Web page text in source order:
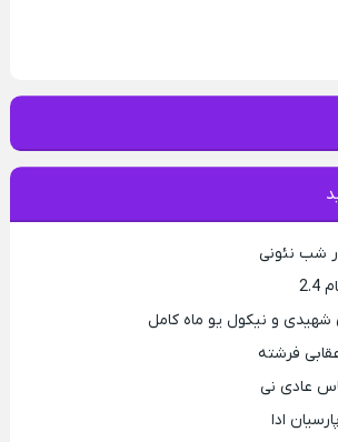
شب نئونی
شهیدی و نیکول یو ماه کامل
فرشته
عادی نی
ادا